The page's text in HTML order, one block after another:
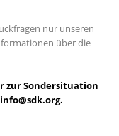
nur unseren
über die
zur Sondersituation
info@sdk.org.